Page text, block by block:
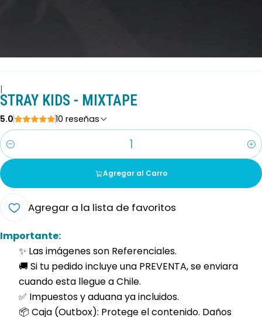
|
STRAY KIDS - MIXTAPE
5.0 10 reseñas
Cantidad
Agregar al Carro
Agregar a la lista de favoritos
Importante:
✨ Las imágenes son Referenciales.
🚚 Si tu pedido incluye una PREVENTA, se enviara
cuando esta llegue a Chile.
✅ Impuestos y aduana ya incluidos.
📦 Caja (Outbox): Protege el contenido. Daños